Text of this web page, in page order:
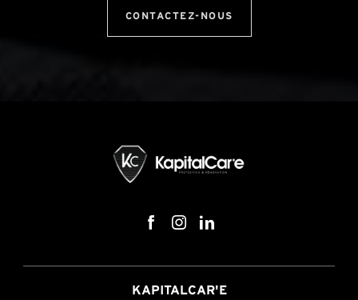
CONTACTEZ-NOUS
KAPITALCAR'E